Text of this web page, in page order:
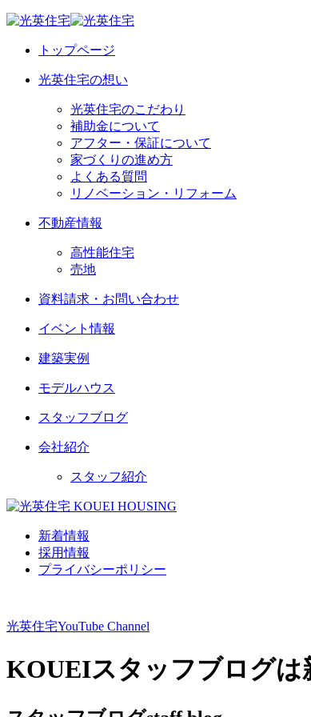
トップページ
光英住宅の想い
光英住宅のこだわり
補助金について
アフター・保証について
家づくりの進め方
よくある質問
リノベーション・リフォーム
不動産情報
高性能住宅
売地
資料請求・お問い合わせ
イベント情報
建築実例
モデルハウス
スタッフブログ
会社紹介
スタッフ紹介
新着情報
採用情報
プライバシーポリシー
光英住宅YouTube Channel
KOUEIスタッフブログは